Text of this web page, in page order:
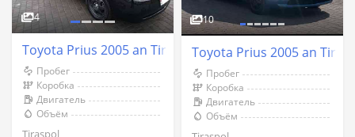
4
Toyota Prius 2005 an Tiraspol
Пробег
Коробка
Двигатель
Объём
Tiraspol
10
Toyota Prius 2005 an
Пробег
Коробка
Двигатель
Объём